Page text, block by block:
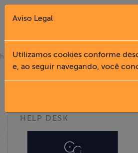
Fechar X
English
Home
home»help desk
HELP DESK
Aviso Legal
Utilizamos cookies conforme
e, ao seguir navegando, você